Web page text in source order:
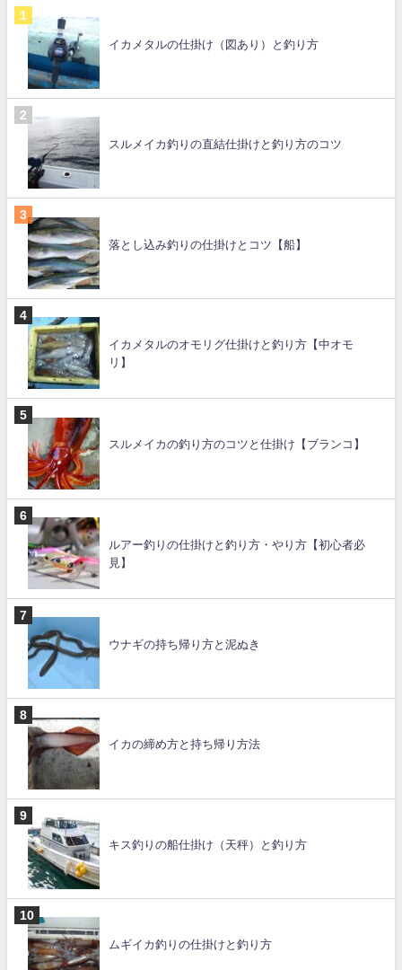
イカメタルの仕掛け（図あり）と釣り方
スルメイカ釣りの直結仕掛けと釣り方のコツ
落とし込み釣りの仕掛けとコツ【船】
イカメタルのオモリグ仕掛けと釣り方【中オモ
リ】
スルメイカの釣り方のコツと仕掛け【ブランコ】
ルアー釣りの仕掛けと釣り方・やり方【初心者必
見】
ウナギの持ち帰り方と泥ぬき
イカの締め方と持ち帰り方法
キス釣りの船仕掛け（天秤）と釣り方
ムギイカ釣りの仕掛けと釣り方